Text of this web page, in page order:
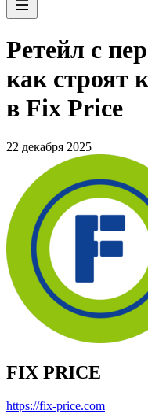
Ретейл с
как строят
в Fix Price
22 декабря 2025
FIX PRICE
https://fix-price.com